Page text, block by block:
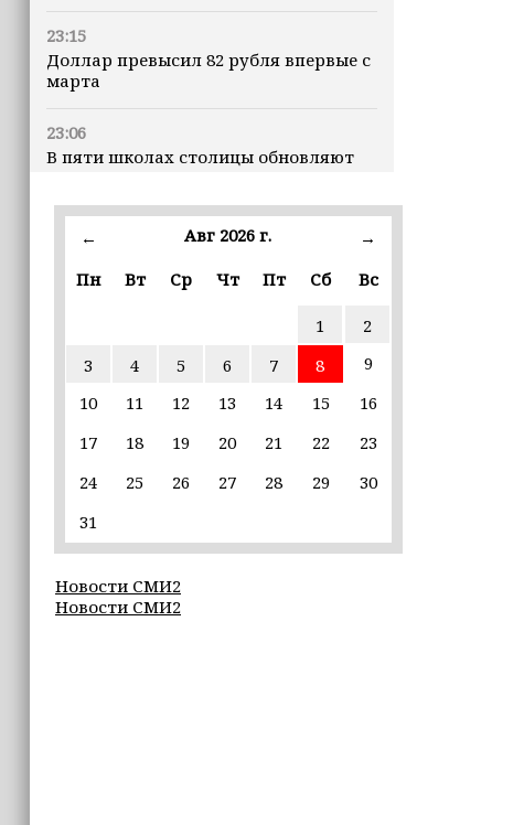
23:15
Доллар превысил 82 рубля впервые с
марта
23:06
В пяти школах столицы обновляют
регионами России за последние
iPhone может исчезнуть с рынка
9 августа в Грозном пройдет дрифт-
17:30
Эксперт объяснил, почему не стоит
16:55
← Авг 2026 г.
→
Пн
Вт Ср Чт Пт Сб Вс
1
2
3
4 5 6 7 8
9
10
11 12 13 14 15
16
17
18 19 20 21 22
23
24
25 26 27 28 29
30
31
Новости СМИ2
Новости СМИ2